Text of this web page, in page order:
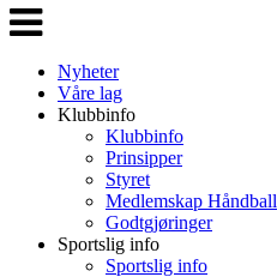
Veksle
navigasjon
Nyheter
Våre lag
Klubbinfo
Klubbinfo
Prinsipper
Styret
Medlemskap Håndball
Godtgjøringer
Sportslig info
Sportslig info